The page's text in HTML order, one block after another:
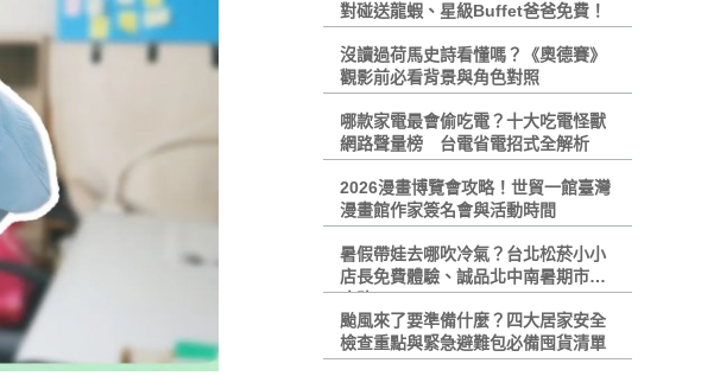
對碰送龍蝦、星級Buffet爸爸免費！
沒讀過荷馬史詩看懂嗎？《奧德賽》
觀影前必看背景與角色對照
哪款家電最會偷吃電？十大吃電怪獸
網路聲量榜 台電省電招式全解析
2026漫畫博覽會攻略！世貿一館臺灣
漫畫館作家簽名會與活動時間
暑假帶娃去哪吹冷氣？台北松菸小小
店長免費體驗、誠品北中南暑期市集
攻略
颱風來了要準備什麼？四大居家安全
檢查重點與緊急避難包必備囤貨清單